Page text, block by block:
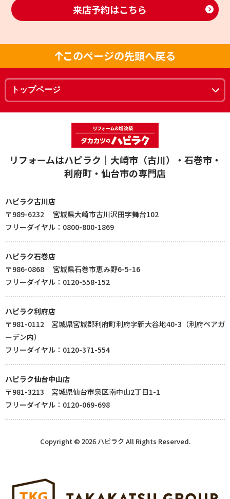
来店予約はこちら
このページの先頭へ戻る
リフォームはハピラク｜大崎市（古川）・石巻市・
利府町・仙台市の専門店
ハピラク古川店
〒989-6232 宮城県大崎市古川沢田字舞台102
フリーダイヤル：0800-800-1869
ハピラク石巻店
〒986-0868 宮城県石巻市恵み野6-5-16
フリーダイヤル：0120-558-152
ハピラク利府店
〒981-0112 宮城県宮城郡利府町利府字新大谷地40-3（利府ペアガ
ーデン内）
フリーダイヤル：0120-371-554
ハピラク仙台中山店
〒981-3213 宮城県仙台市泉区南中山2丁目1-1
フリーダイヤル：0120-069-698
Copyright © 2026 ハピラク All Rights Reserved.